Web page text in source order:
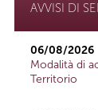
AVVISI DI
06/08/2026
Modalità di
Territorio